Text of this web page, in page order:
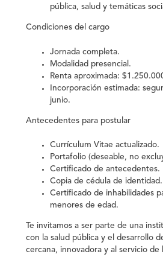
pública, salud y temáticas
Condiciones del cargo
Jornada completa.
Modalidad presencial.
Renta aproximada:
Incorporación estimada:
junio.
Antecedentes para postular
Currículum Vitae actualizado.
Portafolio (deseable, no
Certificado de antecedentes.
Copia de cédula de identidad.
Certificado de inhabilidades
menores de edad.
Te invitamos a ser parte de una
con la salud pública y el desarrollo
cercana, innovadora y al servicio de